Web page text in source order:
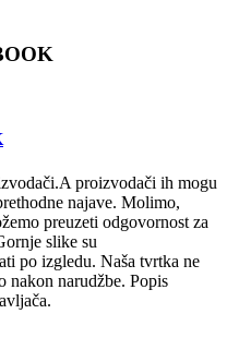
proizvodači ih mogu
najave. Molimo,
preuzeti odgovornost za
slike su
po izgledu. Naša tvrtka ne
nakon narudžbe. Popis